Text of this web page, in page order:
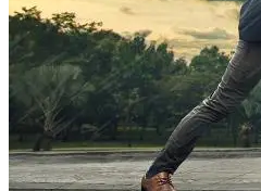
Растущая
Руках Си
Извержение
Киевлянам
Интересных